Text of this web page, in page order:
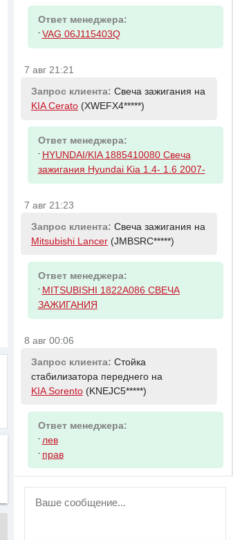
Ответ менеджера:
- VAG 06J115403Q
7 авг 21:21
Запрос клиента: Свеча зажигания на
KIA Cerato(XWEFX4*****)
Ответ менеджера:
- HYUNDAI/KIA 1885410080 Свеча
зажигания Hyundai Kia 1.4- 1.6 2007-
7 авг 21:23
Запрос клиента: Свеча зажигания на
Mitsubishi Lancer(JMBSRC*****)
Ответ менеджера:
- MITSUBISHI 1822A086 СВЕЧА
ЗАЖИГАНИЯ
8 авг 00:06
Запрос клиента: Стойка
стабилизатора переднего на
KIA Sorento(KNEJC5*****)
Ответ менеджера:
- лев
- прав
ВНИМАНИЕ!